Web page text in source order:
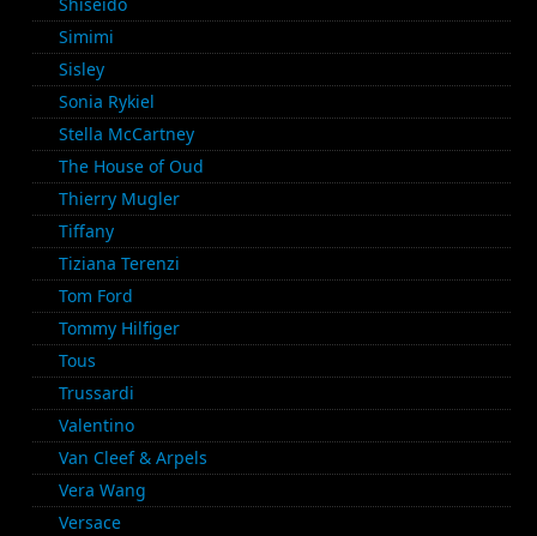
Simimi
Sisley
Sonia Rykiel
Stella McCartney
The House of Oud
Thierry Mugler
Tiffany
Tiziana Terenzi
Tom Ford
Tommy Hilfiger
Tous
Trussardi
Valentino
Van Cleef & Arpels
Vera Wang
Versace